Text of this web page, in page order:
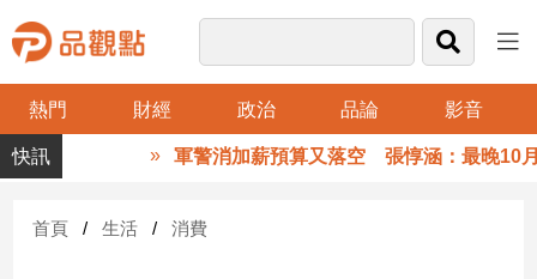
熱門 財經 政治 品論 影音
品
觀
財
軍警消加薪預算又落空 張惇涵：最晚10月與
首頁 生活 消費